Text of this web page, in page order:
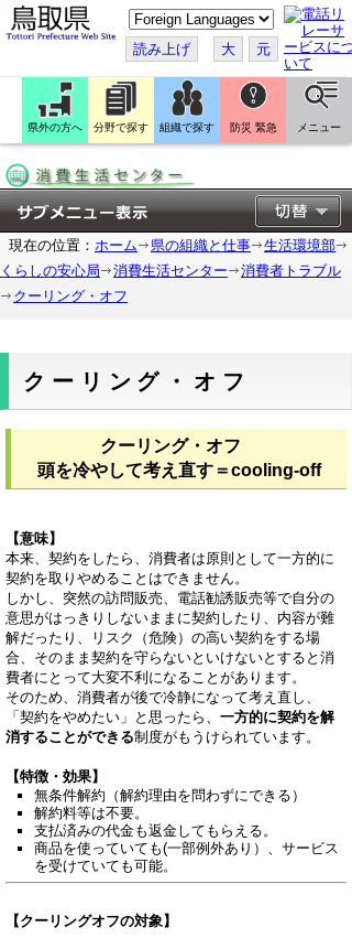
こ
の
ペ
ー
ジ
翻
訳
す
読み上げ 大 元
県外の方へ 分野で探す 組織で探す 防災 緊急 メニュー
現在の位置： ホーム 県の組織と仕事
生活環境部
くらしの安心局
消費生活センター
消費者トラブル
クーリング・オフ
クーリング・オフ
クーリング・オフ
頭を冷やして考え直す＝cooling-off
【意味】
本来、契約をしたら、消費者は原則として一方的に
契約を取りやめることはできません。
しかし、突然の訪問販売、電話勧誘販売等で自分の
意思がはっきりしないままに契約したり、内容が難
解だったり、リスク（危険）の高い契約をする場
合、そのまま契約を守らないといけないとすると消
費者にとって大変不利になることがあります。
そのため、消費者が後で冷静になって考え直し、
「契約をやめたい」と思ったら、 一方的に契約を解
消することができる制度がもうけられています。
【特徴・効果】
無条件解約（解約理由を問わずにできる）
解約料等は不要。
支払済みの代金も返金してもらえる。
商品を使っていても(一部例外あり）、サービス
を受けていても可能。
【クーリングオフの対象】